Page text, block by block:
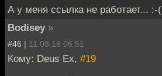
А у меня ссылка не работает... :-(
Bodisey »
#46 | 11.08.16 06:51
Кому: Deus Ex, #19